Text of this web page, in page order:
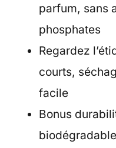
parfum, sans
phosphates
Regardez
courts,
facile
Bonus